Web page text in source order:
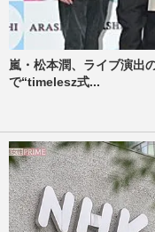
嵐・松本潤、ライブ演出
で“timelesz式...